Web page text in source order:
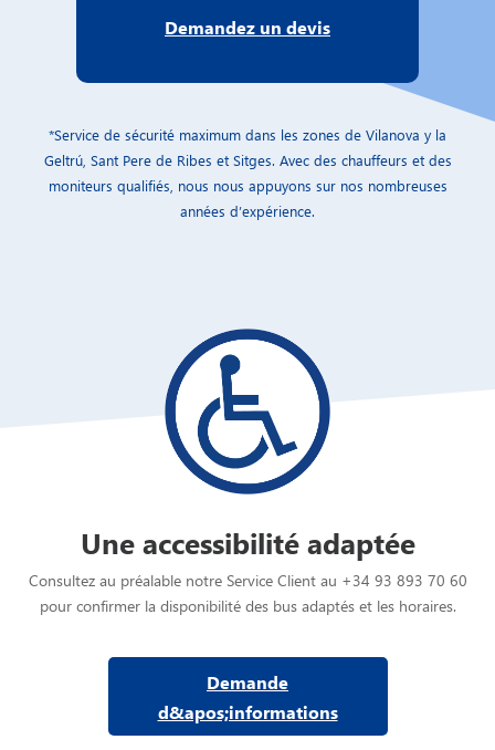
Demandez un devis
*Service de sécurité maximum dans les zones de Vilanova y la
Geltrú, Sant Pere de Ribes et Sitges. Avec des chauffeurs et des
moniteurs qualifiés, nous nous appuyons sur nos nombreuses
années d’expérience.
Une accessibilité adaptée
Consultez au préalable notre Service Client au +34 93 893 70 60
pour confirmer la disponibilité des bus adaptés et les horaires.
Demande
d&apos;informations